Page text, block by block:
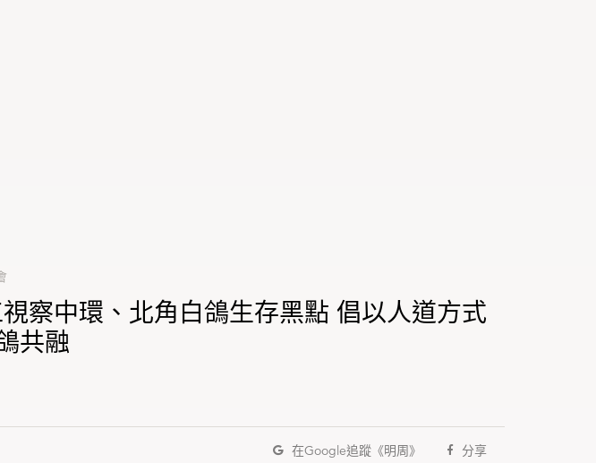
察中環、北角白鴿生存黑點 倡以人道方式
共融
在Google追蹤《明周》 分享